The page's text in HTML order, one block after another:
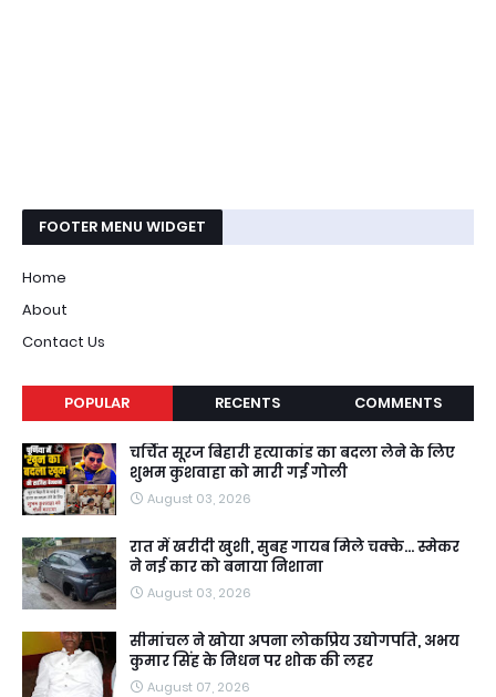
FOOTER MENU WIDGET
Home
About
Contact Us
POPULAR RECENTS COMMENTS
चर्चित सूरज बिहारी हत्याकांड का बदला लेने के लिए
शुभम कुशवाहा को मारी गई गोली
August 03, 2026
रात में खरीदी खुशी, सुबह गायब मिले चक्के... स्मेकर
ने नई कार को बनाया निशाना
August 03, 2026
सीमांचल ने खोया अपना लोकप्रिय उद्योगपति, अभय
कुमार सिंह के निधन पर शोक की लहर
August 07, 2026